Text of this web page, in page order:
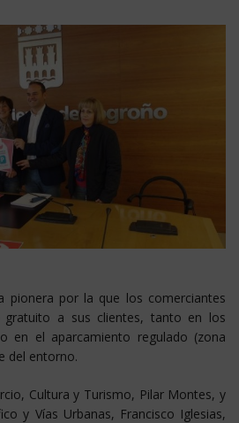
pionera por la que los comerciantes
gratuito a sus clientes, tanto en los
en el aparcamiento regulado (zona
del entorno.
Cultura y Turismo, Pilar Montes, y
y Vías Urbanas, Francisco Iglesias,